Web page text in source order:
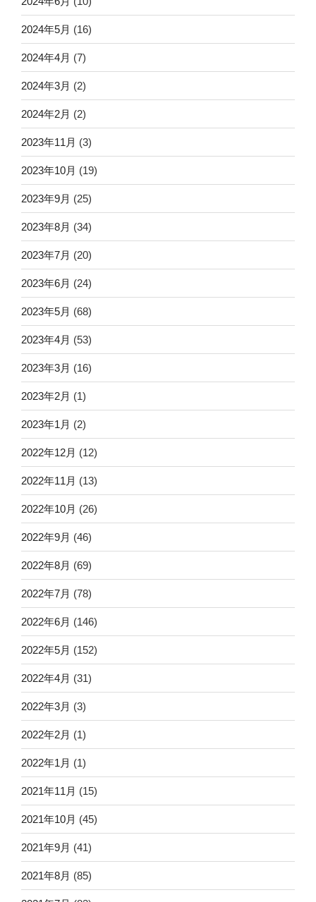
2024年5月 (16)
2024年4月 (7)
2024年3月 (2)
2024年2月 (2)
2023年11月 (3)
2023年10月 (19)
2023年9月 (25)
2023年8月 (34)
2023年7月 (20)
2023年6月 (24)
2023年5月 (68)
2023年4月 (53)
2023年3月 (16)
2023年2月 (1)
2023年1月 (2)
2022年12月 (12)
2022年11月 (13)
2022年10月 (26)
2022年9月 (46)
2022年8月 (69)
2022年7月 (78)
2022年6月 (146)
2022年5月 (152)
2022年4月 (31)
2022年3月 (3)
2022年2月 (1)
2022年1月 (1)
2021年11月 (15)
2021年10月 (45)
2021年9月 (41)
2021年8月 (85)